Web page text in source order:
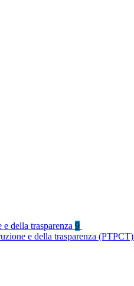
della trasparenza 9
e della trasparenza (PTPCT)